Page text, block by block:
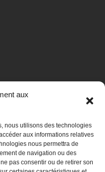
aux
nous utilisons des technologies
aux informations relatives
nous permettra de
de navigation ou des
pas consentir ou de retirer son